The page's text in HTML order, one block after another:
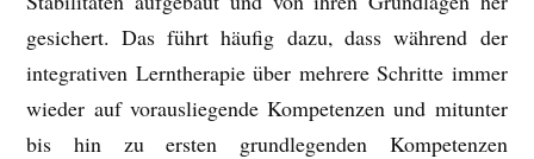
gesichert. Das führt häufig dazu, dass während der
integrativen Lerntherapie über mehrere Schritte immer
wieder auf vorausliegende Kompetenzen und mitunter
bis hin zu ersten grundlegenden Kompetenzen